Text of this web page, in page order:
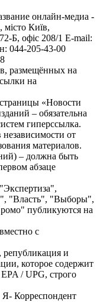
онлайн-медиа -
Київ,
офіс 208/1 E-mail:
044-205-43-00
размещённых на
на
«Новости
– обязательна
гиперссылка.
от
материалов.
– должна быть
абзаце
"Власть", "Выборы",
публикуются на
с
и
которое содержит
/ UPG, строго
Я- Корреспондент